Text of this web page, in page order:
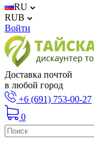
RU
RUB
Войти
Доставка почтой
в любой город
+6 (691) 753-00-27
0